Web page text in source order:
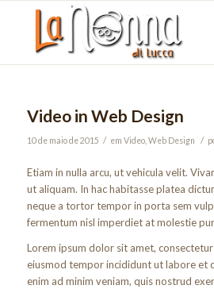
Video in Web Design
10 de maio de 2015 / em Video, Web Design /
Etiam in nulla arcu, ut vehicula velit.
ut aliquam. In hac habitasse platea
neque a tortor tempor in porta sem
fermentum nisl imperdiet at molestie
Lorem ipsum dolor sit amet,
eiusmod tempor incididunt ut labore et
enim ad minim veniam, quis nostrud